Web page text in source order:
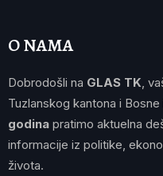
O NAMA
Dobrodošli na GLAS TK ,
Tuzlanskog kantona i
godina pratimo aktuelna
informacije iz politike,
života.